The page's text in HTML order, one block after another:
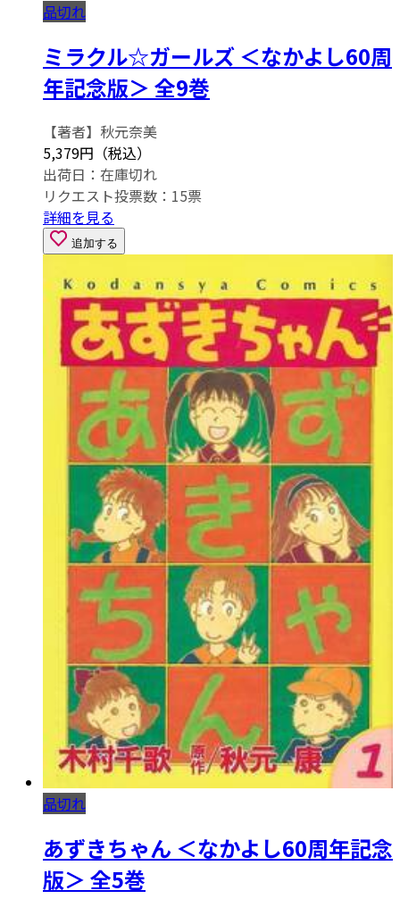
品切れ
ミラクル☆ガールズ ＜なかよし60周
年記念版＞ 全9巻
【著者】秋元奈美
5,379円（税込）
出荷日： 在庫切れ
リクエスト投票数： 15票
詳細を見る
追加する
品切れ
あずきちゃん ＜なかよし60周年記念
版＞ 全5巻